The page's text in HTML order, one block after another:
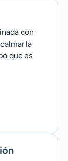
con
la
que es